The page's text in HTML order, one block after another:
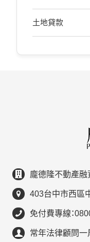
土地貸款
龐德隆不動產融
403台中市西區
免付費專線：
常年法律顧問